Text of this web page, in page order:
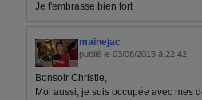
Je t'embrasse bien fort
mainejac
publié le 03/08/2015 à 22:42
Bonsoir Christie,
Moi aussi, je suis occupée avec mes